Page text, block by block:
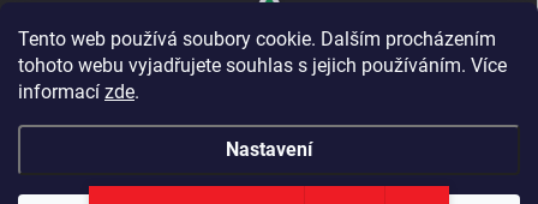
Tento web používá soubory cookie. Dalším procházením
tohoto webu vyjadřujete souhlas s jejich používáním. Více
informací zde.
Nastavení